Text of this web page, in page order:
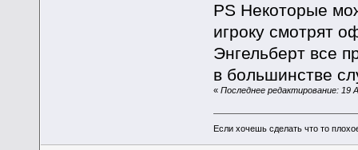
PS Некоторые
игроку смотрят
Энгельберт все
в большинстве
« Последнее редактирование: 19
Если хочешь сделать что то